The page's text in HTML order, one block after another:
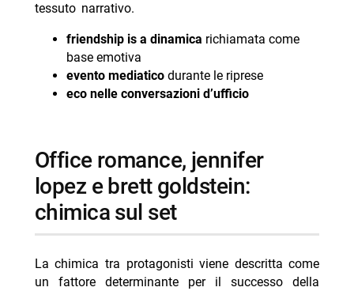
tessuto narrativo.
friendship is a dinamica richiamata come
base emotiva
evento mediaticodurante le riprese
eco nelle conversazioni d’ufficio
office romance, jennifer
lopez e brett goldstein:
chimica sul set
La chimica tra protagonisti viene descritta come
un fattore determinante per il successo della